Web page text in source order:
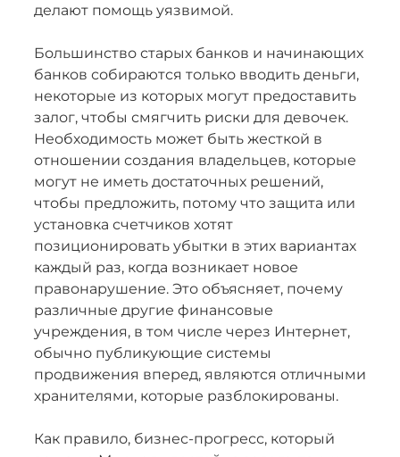
делают помощь уязвимой.
Большинство старых банков и начинающих
банков собираются только вводить деньги,
некоторые из которых могут предоставить
залог, чтобы смягчить риски для девочек.
Необходимость может быть жесткой в ​​
отношении создания владельцев, которые
могут не иметь достаточных решений,
чтобы предложить, потому что защита или
установка счетчиков хотят
позиционировать убытки в этих вариантах
каждый раз, когда возникает новое
правонарушение. Это объясняет, почему
различные другие финансовые
учреждения, в том числе через Интернет,
обычно публикующие системы
продвижения вперед, являются отличными
хранителями, которые разблокированы.
Как правило, бизнес-прогресс, который